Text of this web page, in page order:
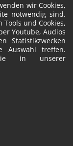
wir Cookies,
notwendig sind.
und Cookies,
Youtube, Audios
Statistikzwecken
Auswahl treffen.
in unserer